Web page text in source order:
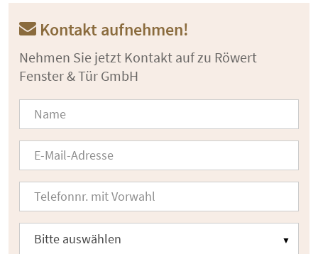
Kontakt aufnehmen!
Nehmen Sie jetzt Kontakt auf zu Röwert
Fenster & Tür GmbH